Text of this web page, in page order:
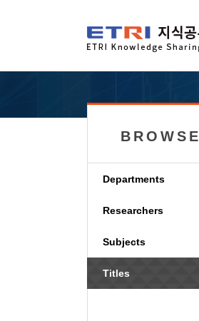
BROWSE
Departments
Researchers
Subjects
Titles